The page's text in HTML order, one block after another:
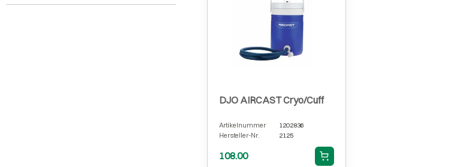
DJO AIRCAST Cryo/Cuff
Artikelnummer
1202836
Hersteller-Nr.
2125
108.00